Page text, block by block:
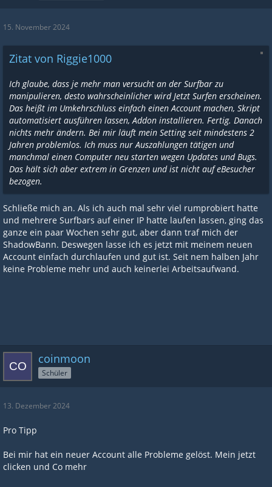
15. November 2024
Zitat von Riggie1000
Ich glaube, dass je mehr man versucht an der Surfbar zu
manipulieren, desto wahrscheinlicher wird Jetzt Surfen erscheinen.
Das heißt im Umkehrschluss einfach einen Account machen, Skript
automatisiert ausführen lassen, Addon installieren. Fertig. Danach
nichts mehr ändern. Bei mir läuft mein Setting seit mindestens 2
Jahren problemlos. Ich muss nur Auszahlungen tätigen und
manchmal einen Computer neu starten wegen Updates und Bugs.
Das hält sich aber extrem in Grenzen und ist nicht auf eBesucher
bezogen.
Schließe mich an. Als ich auch mal sehr viel rumprobiert hatte
und mehrere Surfbars auf einer IP hatte laufen lassen, ging das
ganze ein paar Wochen sehr gut, aber dann traf mich der
ShadowBann. Deswegen lasse ich es jetzt mit meinem neuen
Account einfach durchlaufen und gut ist. Seit nem halben Jahr
keine Probleme mehr und auch keinerlei Arbeitsaufwand.
coinmoon
Schüler
13. Dezember 2024
Pro Tipp
Bei mir hat ein neuer Account alle Probleme gelöst. Mein jetzt
clicken und Co mehr